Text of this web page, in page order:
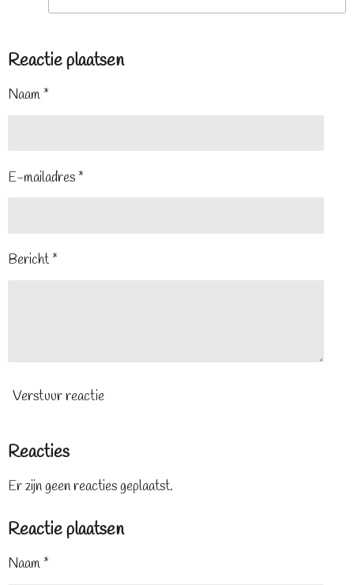
Reactie plaatsen
Naam *
E-mailadres *
Bericht *
Verstuur reactie
Reacties
Er zijn geen reacties geplaatst.
Reactie plaatsen
Naam *